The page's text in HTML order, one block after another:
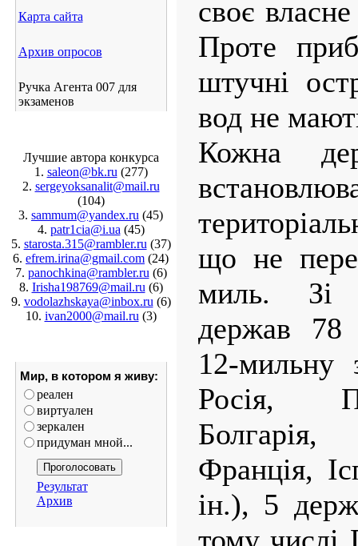
Карта сайта
Архив опросов
Ручка Агента 007 для
экзаменов
Лучшие автора конкурса
1. saleon@bk.ru (277)
2. sergeyoksanalit@mail.ru
(104)
3. sammum@yandex.ru (45)
4. patr1cia@i.ua (45)
5. starosta.315@rambler.ru (37)
6. efrem.irina@gmail.com (24)
7. panochkina@rambler.ru (6)
8. Irisha198769@mail.ru (6)
9. vodolazhskaya@inbox.ru (6)
10. ivan2000@mail.ru (3)
Мир, в котором я живу:
реален
виртуален
зеркален
придуман мной...
Результат
Архив
своє
Проте
штучні
вод не
Кожна
що не
миль. Зі
держав 78
12-мильну
Росія,
Франція,
ін.), 5